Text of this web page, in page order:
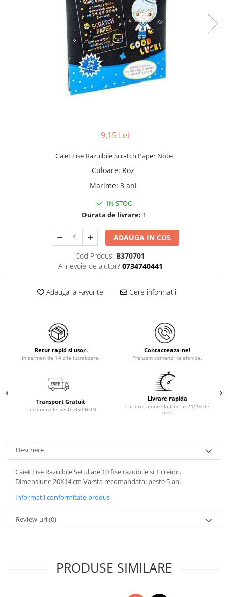
9,15 Lei
Caiet Fise Razuibile Scratch Paper Note
Culoare: Roz
Marime: 3 ani
IN STOC
Durata de livrare: 1
ADAUGA IN COS
Cod Produs: B370701
Ai nevoie de ajutor? 0734740441
Adauga la Favorite Cere informatii
Retur rapid si usor.
In termen de 14 zile lucratoare.
Contacteaza-ne!
Preluam comenzi telefonice.
Transport Gratuit
La comenzile peste 350 RON
Livrare rapida
Curierul ajunge la tine in 24/48 de
ore.
Descriere
Caiet Fise Razuibile Setul are 10 fise razuibile si 1 creion.
Dimensiune 20X14 cm Varsta recomandata: peste 5 ani
Informatii conformitate produs
Review-uri(0)
PRODUSE SIMILARE